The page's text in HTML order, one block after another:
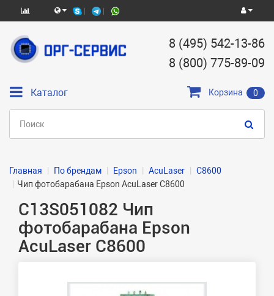
8 (495) 542-13-86
8 (800) 775-89-09
Каталог Корзина 0
Главная По брендам Epson AcuLaser
C8600
Чип фотобарабана Epson AcuLaser C8600
C13S051082 Чип
фотобарабана Epson
AcuLaser C8600